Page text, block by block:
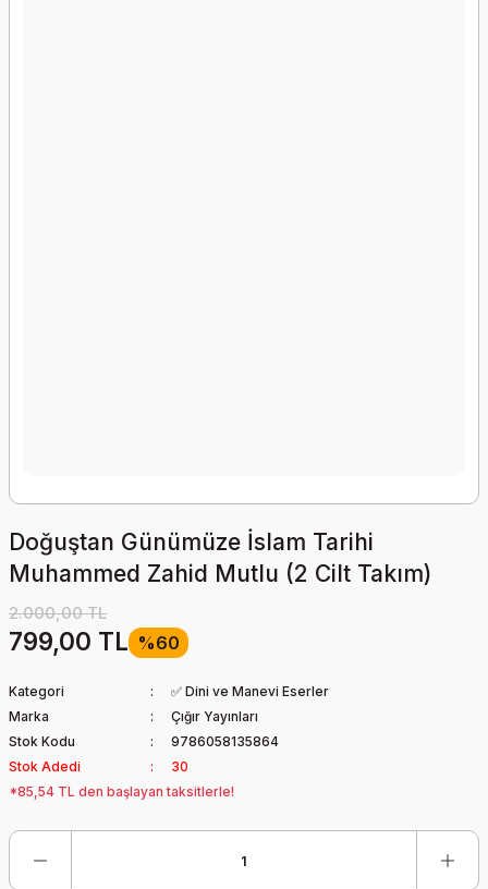
Doğuştan Günümüze İslam Tarihi
Muhammed Zahid Mutlu (2 Cilt Takım)
2.000,00 TL
799,00 TL %60
Kategori
✅ Dini ve Manevi Eserler
Marka
Çığır Yayınları
Stok Kodu
9786058135864
Stok Adedi
30
*85,54 TL den başlayan taksitlerle!